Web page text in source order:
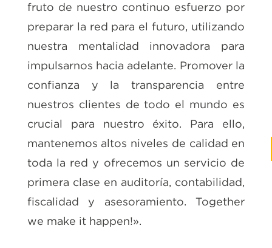
fruto de nuestro continuo esfuerzo por
preparar la red para el futuro, utilizando
nuestra mentalidad innovadora para
impulsarnos hacia adelante. Promover la
confianza y la transparencia entre
nuestros clientes de todo el mundo es
crucial para nuestro éxito. Para ello,
mantenemos altos niveles de calidad en
toda la red y ofrecemos un servicio de
primera clase en auditoría, contabilidad,
fiscalidad y asesoramiento. Together
we make it happen!».